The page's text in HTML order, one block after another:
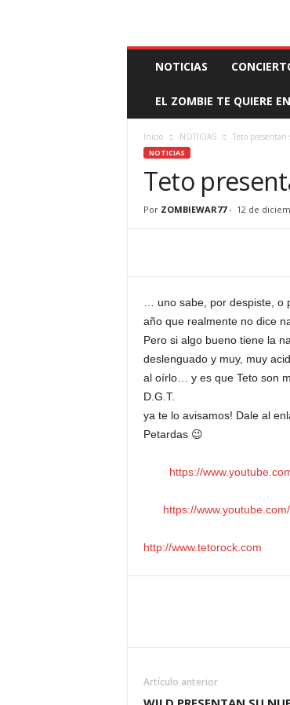
Z
I
NOTICIAS
EL ZOMBIE TE QUIERE
Inicio NOTICIAS Teto
NOTICIAS
Teto
Por ZOMBIEWAR77- 12 de
… uno sabe, por despiste, o
año que realmente no dice
Pero si algo bueno tiene la
deslenguado y muy, muy
al oírlo… y es que Teto son
D.G.T.
ya te lo avisamos! Dale al
Petardas 😉
https://
https://
http://www.tetorock.com
Artículo anterior